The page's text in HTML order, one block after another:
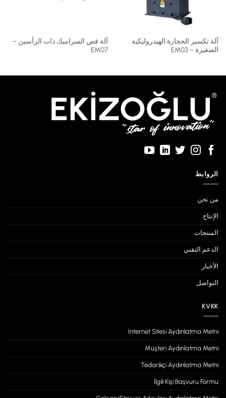
آلة تكسير الحجارة الهيدروليكية
الصغيرة – EM03
آلة قص السراميك ذات الرأسين –
EM07
الروابط
من نحن
الإنتاج
المنتجات
الدعم التقني
الأخبار
التواصل
KVKK
İnternet Sitesi Aydınlatma Metni
Müşteri Aydınlatma Metni
Tedarikçi Aydınlatma Metni
İlgili Kişi Başvuru Formu